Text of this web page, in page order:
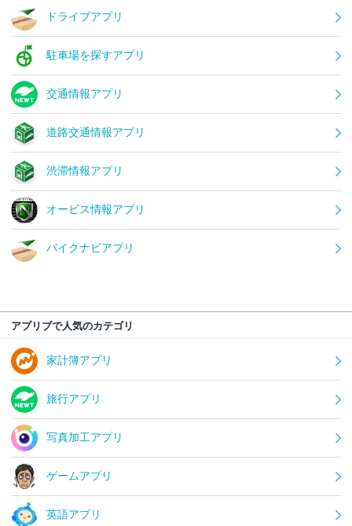
ドライブアプリ
駐車場を探すアプリ
交通情報アプリ
道路交通情報アプリ
渋滞情報アプリ
オービス情報アプリ
バイクナビアプリ
アプリブで人気のカテゴリ
家計簿アプリ
旅行アプリ
写真加工アプリ
ゲームアプリ
英語アプリ